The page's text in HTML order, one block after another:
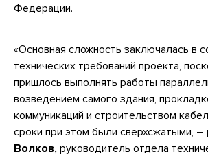
Федерации.
«Основная сложность заключалась в
технических требований проекта,
пришлось выполнять работы
возведением самого здания,
коммуникаций и строительством
сроки при этом были сверхсжатыми, –
Волков, руководитель отдела